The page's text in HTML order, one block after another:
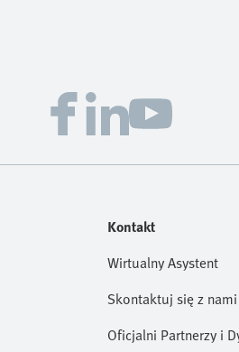
Kontakt
Wirtualny Asystent
Skontaktuj się z nami
Oficjalni Partnerzy i